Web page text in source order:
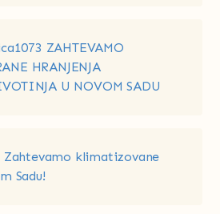
ZAHTEVAMO
HRANJENJA
U NOVOM SADU
Zahtevamo klimatizovane
Sadu!